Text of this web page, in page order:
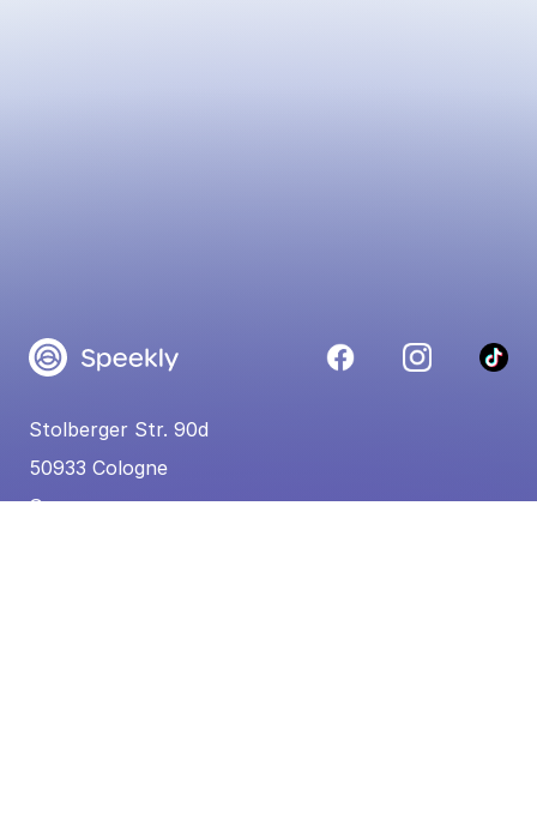
Stolberger Str. 90d
50933 Cologne
Germany